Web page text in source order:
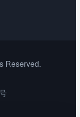
Reserved.